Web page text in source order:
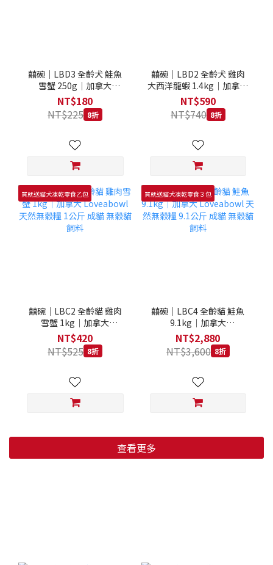
囍碗｜LBD3 全齡犬 鮭魚
雪蟹 250g｜加拿大
Loveabowl 天然無穀糧
250克 成犬 無穀狗飼料
NT$180
NT$225 8折
囍碗｜LBD2 全齡犬 雞肉
大西洋龍蝦 1.4kg｜加拿大
Loveabowl 天然無穀糧
1.4公斤 成犬 無穀狗飼料
NT$590
NT$740 8折
買就送貓犬凍乾零食乙包
囍碗｜LBC2 全齡貓 雞肉
雪蟹 1kg｜加拿大
Loveabowl 天然無穀糧 1
公斤 成貓 無穀貓飼料
NT$420
NT$525 8折
買就送貓犬凍乾零食３包
囍碗｜LBC4 全齡貓 鮭魚
9.1kg｜加拿大
Loveabowl 天然無穀糧
9.1公斤 成貓 無穀貓飼料
NT$2,880
NT$3,600 8折
查看更多